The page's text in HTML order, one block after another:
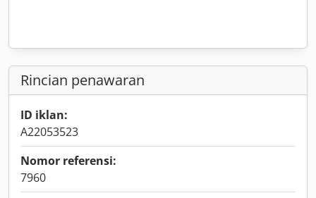
Rincian penawaran
ID iklan:
A22053523
Nomor referensi:
7960